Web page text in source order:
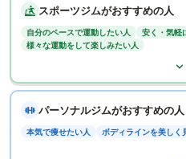
スポーツジムがおすすめの人
自分のペースで運動したい人
安く・気軽
様々な運動をして楽しみたい人
パーソナルジムがおすすめの人
本気で痩せたい人 ボディラインを美しく